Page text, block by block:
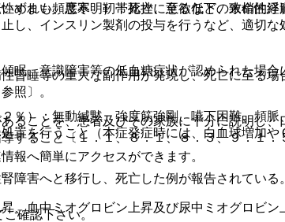
めまい、悪寒、靭帯捻挫、意欲低下、末梢性浮
睡等の重大な副作用が発現し、死亡に至る
照〕。
ことを、患者及びその家族に十分に説明し
すること〔１．１、８．１、８．３、９．１
れも頻度不明）：死亡に至るなどの致命的
し、インスリン製剤の投与を行うなど、適切
、意識障害等の低血糖症状が認められた場
）：無動緘黙、強度筋強剛、嚥下困難、頻脈
置を行うこと（本症発症時には、白血球増加
障害へと移行し、死亡した例が報告されている。
血中ミオグロビン上昇及び尿中ミオグロビ
報へ簡単にアクセスができます。
確認下さい。